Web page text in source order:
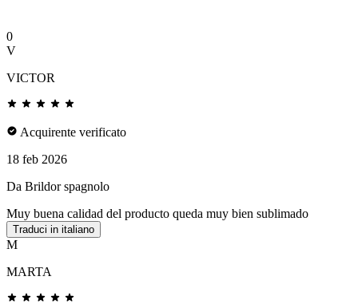
0
V
VICTOR
Acquirente verificato
18 feb 2026
Da Brildor spagnolo
Muy buena calidad del producto queda muy bien sublimado
Traduci in italiano
M
MARTA